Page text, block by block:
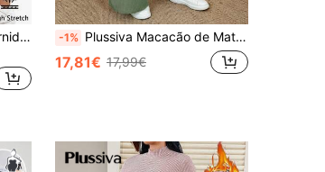
Plussiva Leggings de maternidade com cintura ajustável e cor sólida
-1% Plussiva Macacão de Maternidade Plus Size com Decote Quadrado, Alças com Laço e Cor Lisa
17,81€ 17,99€